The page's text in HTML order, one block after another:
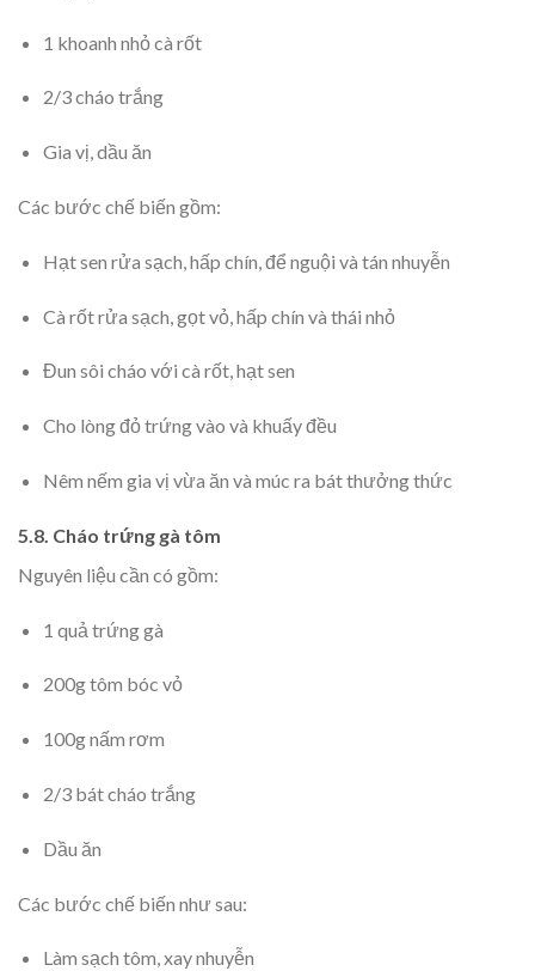
1 khoanh nhỏ cà rốt
2/3 cháo trắng
Gia vị, dầu ăn
Các bước chế biến gồm:
Hạt sen rửa sạch, hấp chín, để nguội và tán nhuyễn
Cà rốt rửa sạch, gọt vỏ, hấp chín và thái nhỏ
Đun sôi cháo với cà rốt, hạt sen
Cho lòng đỏ trứng vào và khuấy đều
Nêm nếm gia vị vừa ăn và múc ra bát thưởng thức
5.8. Cháo trứng gà tôm
Nguyên liệu cần có gồm:
1 quả trứng gà
200g tôm bóc vỏ
100g nấm rơm
2/3 bát cháo trắng
Dầu ăn
Các bước chế biến như sau:
Làm sạch tôm, xay nhuyễn